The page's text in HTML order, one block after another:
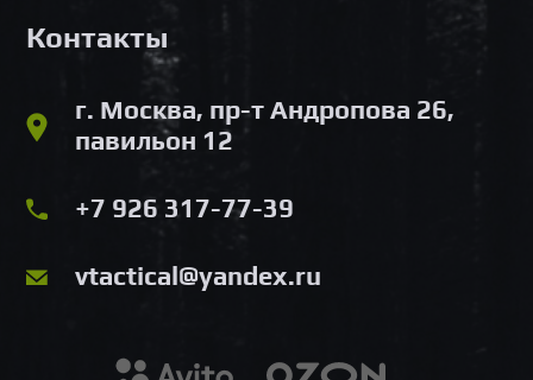
Контакты
г. Москва, пр-т Андропова 26,
павильон 12
+7 926 317-77-39
vtactical@yandex.ru